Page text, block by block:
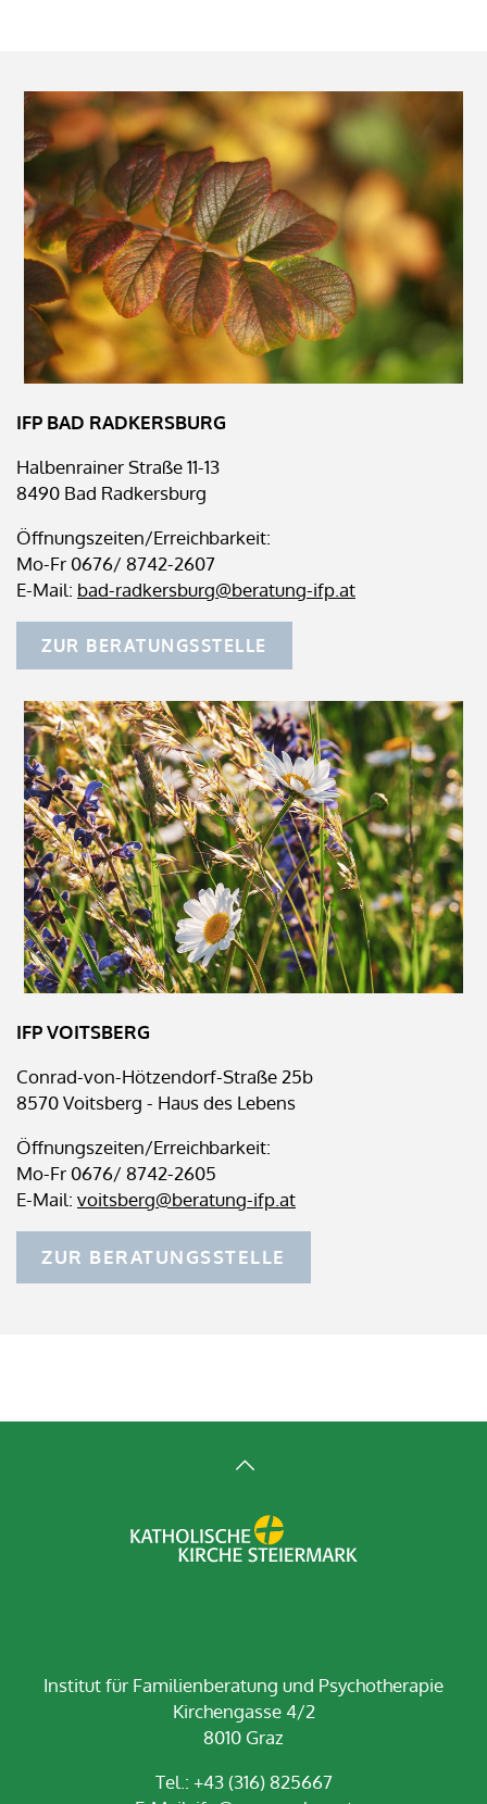
IFP BAD RADKERSBURG
Halbenrainer Straße 11-13
8490 Bad Radkersburg
Öffnungszeiten/Erreichbarkeit:
Mo-Fr 0676/ 8742-2607
E-Mail: bad-radkersburg@beratung-ifp.at
ZUR BERATUNGSSTELLE
IFP VOITSBERG
Conrad-von-Hötzendorf-Straße 25b
8570 Voitsberg - Haus des Lebens
Öffnungszeiten/Erreichbarkeit:
Mo-Fr 0676/ 8742-2605
E-Mail: voitsberg@beratung-ifp.at
ZUR BERATUNGSSTELLE
Institut für Familienberatung und Psychotherapie
Kirchengasse 4/2
8010 Graz
Tel.: +43 (316) 825667